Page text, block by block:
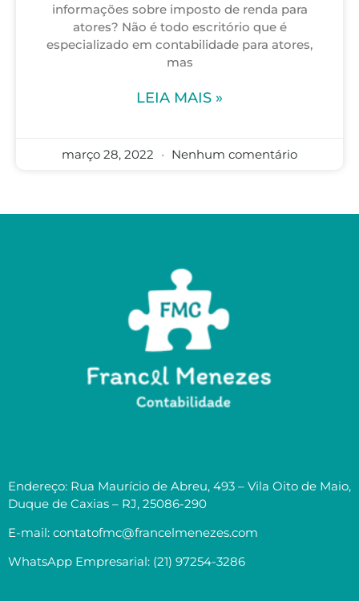
informações sobre imposto de renda para
atores? Não é todo escritório que é
especializado em contabilidade para atores,
mas
LEIA MAIS »
março 28, 2022 Nenhum comentário
Endereço: Rua Maurício de Abreu, 493 – Vila Oito de Maio,
Duque de Caxias – RJ, 25086-290
E-mail: contatofmc@francelmenezes.com
WhatsApp Empresarial: (21) 97254-3286